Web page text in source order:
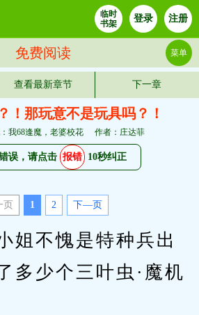
临时
书架
登录 注册
免费阅读 菜单
查看最新章节 下一章
！那玩意不是玩具吗？！
我68逢魔，老婆校花 作者：庄达菲
误，请点击 报错 10秒纠正
页 1 2 下—页
不愧是特种兵出
多少个三叶虫·魔机